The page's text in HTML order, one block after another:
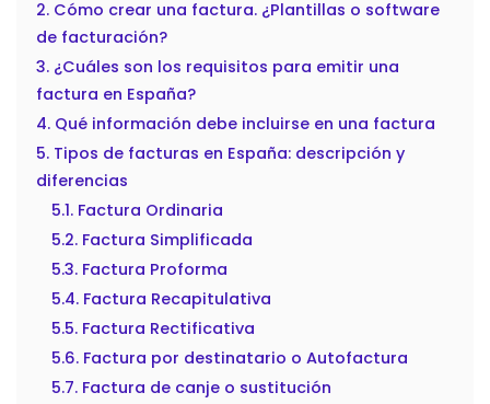
2. Cómo crear una factura. ¿Plantillas o software
de facturación?
3. ¿Cuáles son los requisitos para emitir una
factura en España?
4. Qué información debe incluirse en una factura
5. Tipos de facturas en España: descripción y
diferencias
5.1. Factura Ordinaria
5.2. Factura Simplificada
5.3. Factura Proforma
5.4. Factura Recapitulativa
5.5. Factura Rectificativa
5.6. Factura por destinatario o Autofactura
5.7. Factura de canje o sustitución